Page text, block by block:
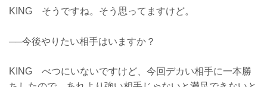
KING そうですね。そう思ってますけど。
──今後やりたい相手はいますか？
KING べつにいないですけど、今回デカい相手に一本勝